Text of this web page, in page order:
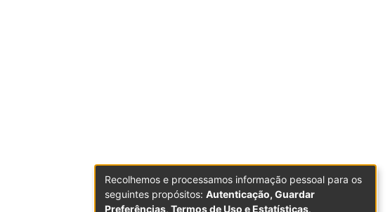
Recolhemos e processamos informação pessoal para os
seguintes propósitos: Autenticação, Guardar
Preferências, Termos de Uso e Estatísticas.